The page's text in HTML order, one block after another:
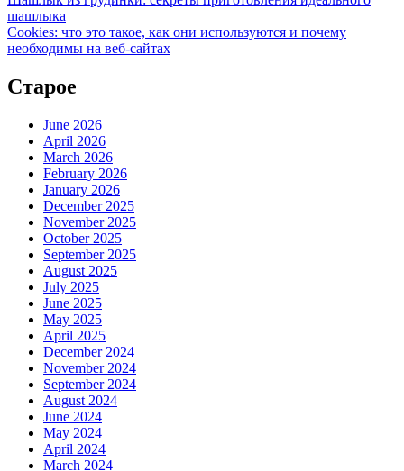
шашлыка
Cookies: что это такое, как они используются и почему
необходимы на веб-сайтах
Старое
June 2026
April 2026
March 2026
February 2026
January 2026
December 2025
November 2025
October 2025
September 2025
August 2025
July 2025
June 2025
May 2025
April 2025
December 2024
November 2024
September 2024
August 2024
June 2024
May 2024
April 2024
March 2024